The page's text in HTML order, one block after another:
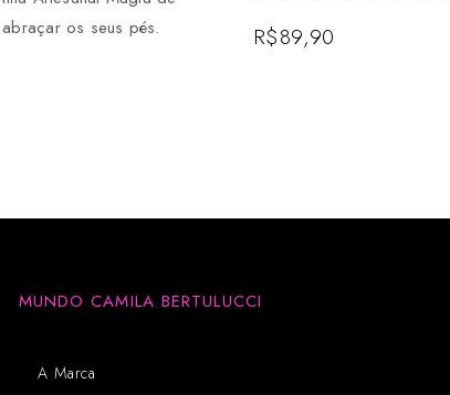
os seus pés.
R$89,90
MUNDO CAMILA BERTULUCCI
A Marca